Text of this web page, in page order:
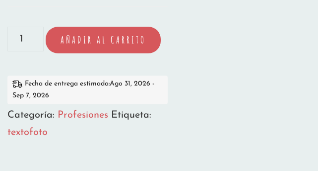
TAZA
cantidad
AÑADIR AL CARRITO
Fecha de entrega estimada:Ago 31, 2026 -
Sep 7, 2026
Categoría: Profesiones Etiqueta:
textofoto